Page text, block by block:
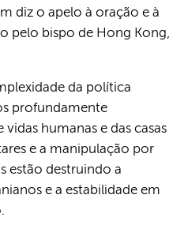
diz o apelo à oração e à
pelo bispo de Hong Kong,
da política
profundamente
humanas e das casas
e a manipulação por
estão destruindo a
e a estabilidade em